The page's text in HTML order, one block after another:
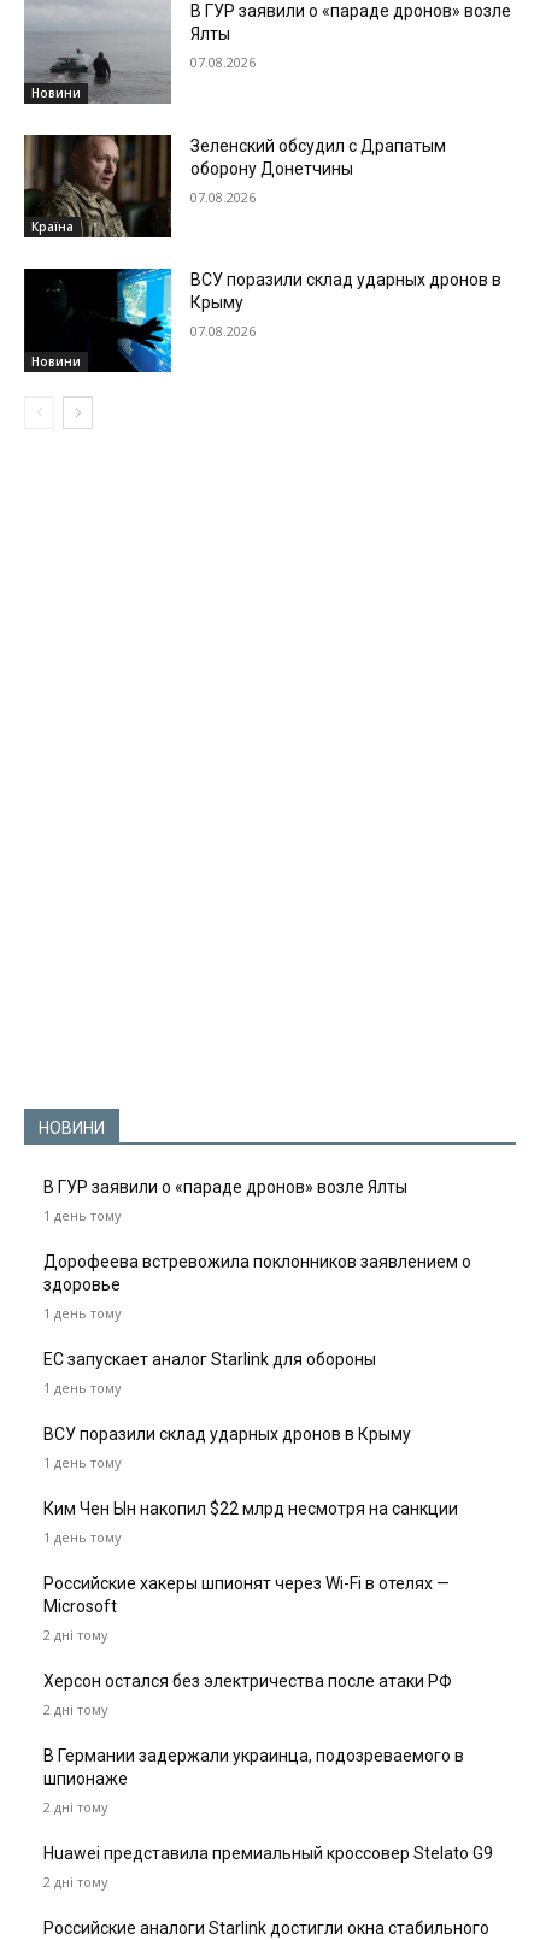
Новини
В ГУР заявили о «параде дронов» возле
Ялты
07.08.2026
Країна
Зеленский обсудил с Драпатым
оборону Донетчины
07.08.2026
Новини
ВСУ поразили склад ударных дронов в
Крыму
07.08.2026
НОВИНИ
В ГУР заявили о «параде дронов» возле Ялты
1 день тому
Дорофеева встревожила поклонников заявлением о
здоровье
1 день тому
ЕС запускает аналог Starlink для обороны
1 день тому
ВСУ поразили склад ударных дронов в Крыму
1 день тому
Ким Чен Ын накопил $22 млрд несмотря на санкции
1 день тому
Российские хакеры шпионят через Wi-Fi в отелях —
Microsoft
2 дні тому
Херсон остался без электричества после атаки РФ
2 дні тому
В Германии задержали украинца, подозреваемого в
шпионаже
2 дні тому
Huawei представила премиальный кроссовер Stelato G9
2 дні тому
Российские аналоги Starlink достигли окна стабильного